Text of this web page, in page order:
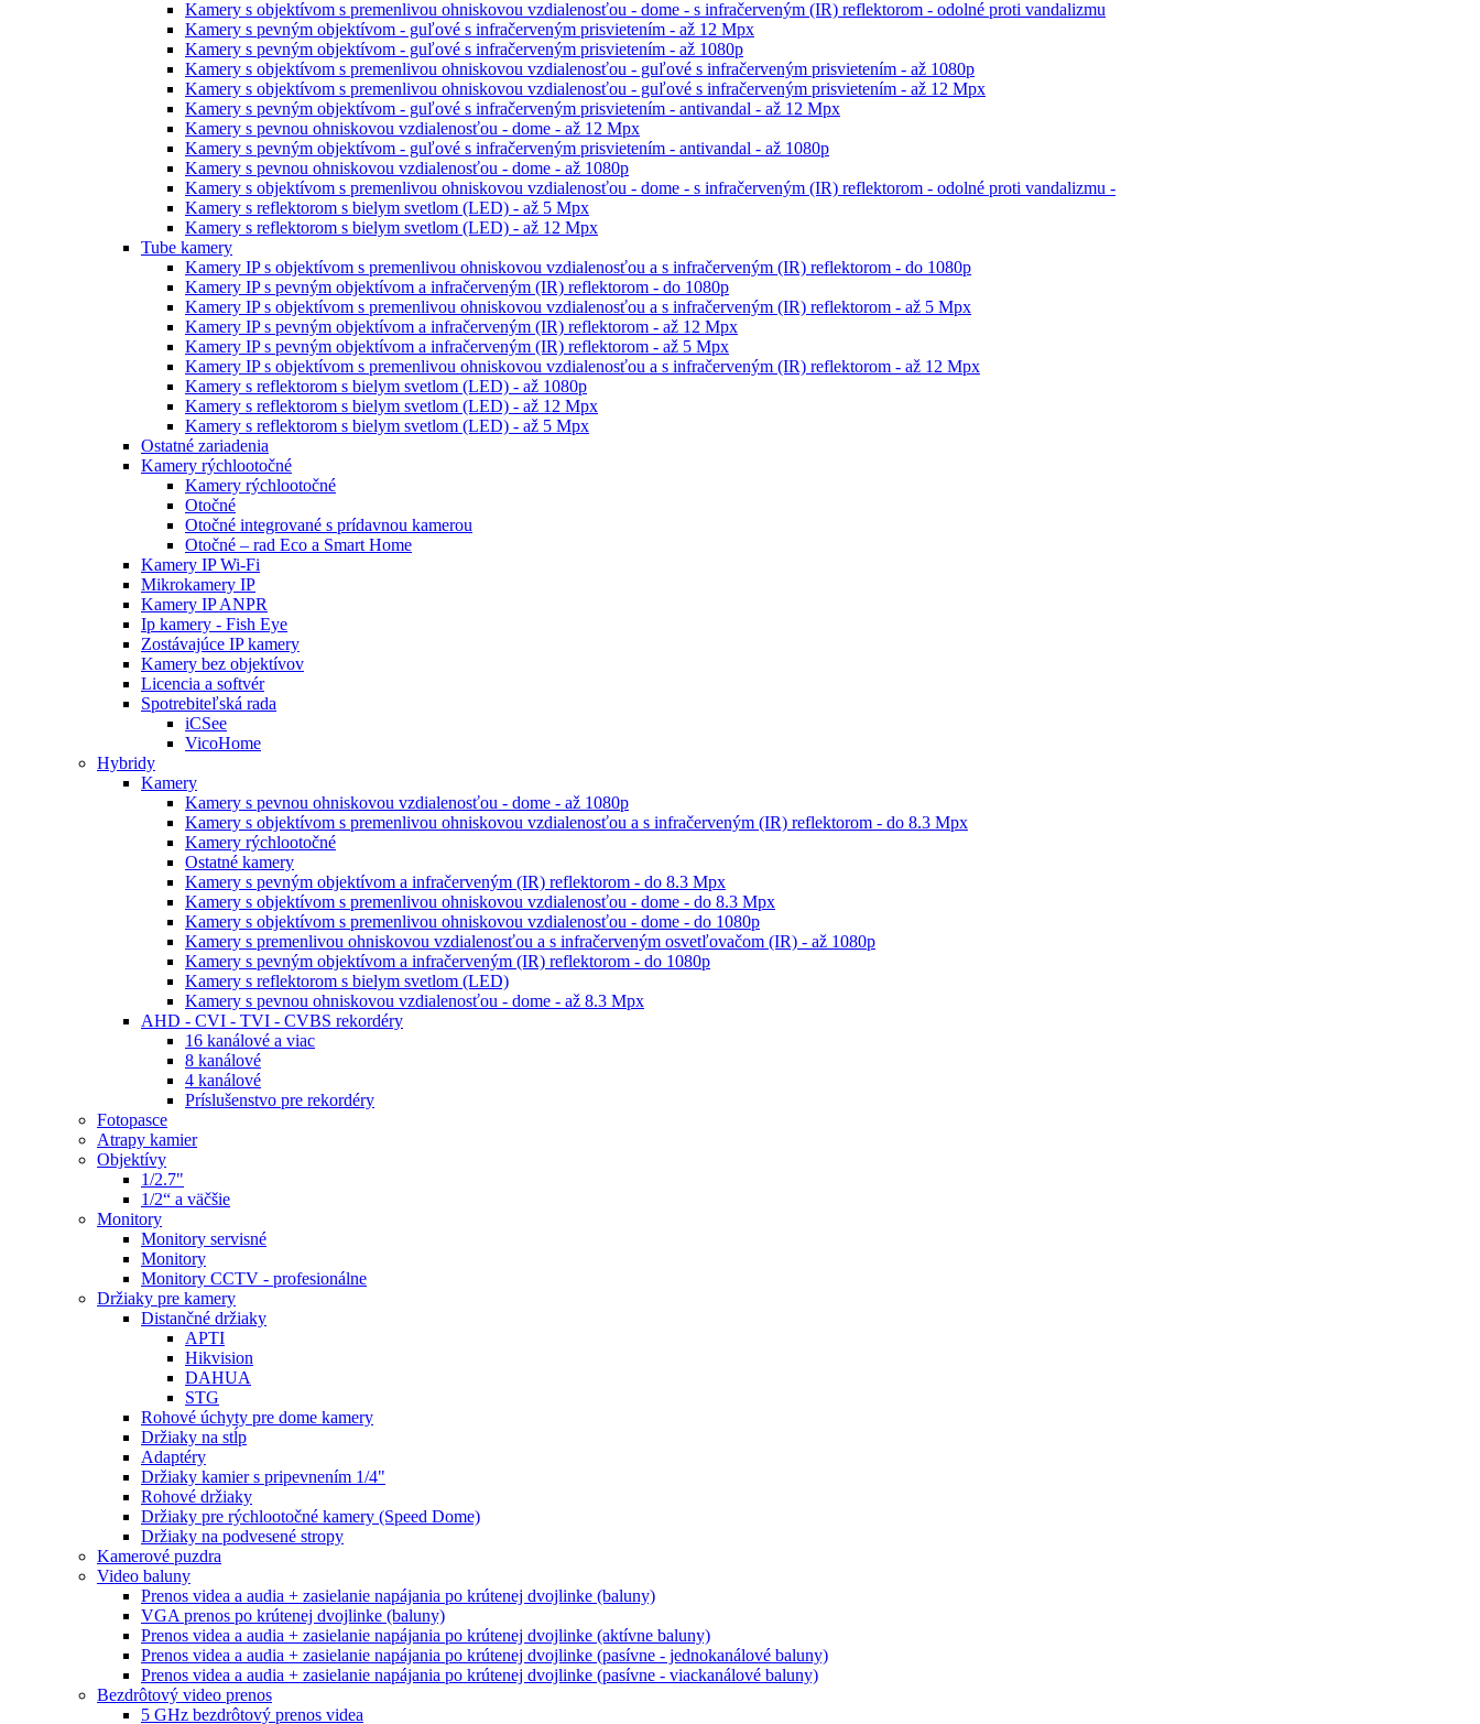
Kamery s objektívom s premenlivou ohniskovou vzdialenosťou - dome - s infračerveným (IR) reflektorom - odolné proti vandalizmu
Kamery s pevným objektívom - guľové s infračerveným prisvietením - až 12 Mpx
Kamery s pevným objektívom - guľové s infračerveným prisvietením - až 1080p
Kamery s objektívom s premenlivou ohniskovou vzdialenosťou - guľové s infračerveným prisvietením - až 1080p
Kamery s objektívom s premenlivou ohniskovou vzdialenosťou - guľové s infračerveným prisvietením - až 12 Mpx
Kamery s pevným objektívom - guľové s infračerveným prisvietením - antivandal - až 12 Mpx
Kamery s pevnou ohniskovou vzdialenosťou - dome - až 12 Mpx
Kamery s pevným objektívom - guľové s infračerveným prisvietením - antivandal - až 1080p
Kamery s pevnou ohniskovou vzdialenosťou - dome - až 1080p
Kamery s objektívom s premenlivou ohniskovou vzdialenosťou - dome - s infračerveným (IR) reflektorom - odolné proti vandalizmu -
Kamery s reflektorom s bielym svetlom (LED) - až 5 Mpx
Kamery s reflektorom s bielym svetlom (LED) - až 12 Mpx
Tube kamery
Kamery IP s objektívom s premenlivou ohniskovou vzdialenosťou a s infračerveným (IR) reflektorom - do 1080p
Kamery IP s pevným objektívom a infračerveným (IR) reflektorom - do 1080p
Kamery IP s objektívom s premenlivou ohniskovou vzdialenosťou a s infračerveným (IR) reflektorom - až 5 Mpx
Kamery IP s pevným objektívom a infračerveným (IR) reflektorom - až 12 Mpx
Kamery IP s pevným objektívom a infračerveným (IR) reflektorom - až 5 Mpx
Kamery IP s objektívom s premenlivou ohniskovou vzdialenosťou a s infračerveným (IR) reflektorom - až 12 Mpx
Kamery s reflektorom s bielym svetlom (LED) - až 1080p
Kamery s reflektorom s bielym svetlom (LED) - až 12 Mpx
Kamery s reflektorom s bielym svetlom (LED) - až 5 Mpx
Ostatné zariadenia
Kamery rýchlootočné
Kamery rýchlootočné
Otočné
Otočné integrované s prídavnou kamerou
Otočné – rad Eco a Smart Home
Kamery IP Wi-Fi
Mikrokamery IP
Kamery IP ANPR
Ip kamery - Fish Eye
Zostávajúce IP kamery
Kamery bez objektívov
Licencia a softvér
Spotrebiteľská rada
iCSee
VicoHome
Hybridy
Kamery
Kamery s pevnou ohniskovou vzdialenosťou - dome - až 1080p
Kamery s objektívom s premenlivou ohniskovou vzdialenosťou a s infračerveným (IR) reflektorom - do 8.3 Mpx
Kamery rýchlootočné
Ostatné kamery
Kamery s pevným objektívom a infračerveným (IR) reflektorom - do 8.3 Mpx
Kamery s objektívom s premenlivou ohniskovou vzdialenosťou - dome - do 8.3 Mpx
Kamery s objektívom s premenlivou ohniskovou vzdialenosťou - dome - do 1080p
Kamery s premenlivou ohniskovou vzdialenosťou a s infračerveným osvetľovačom (IR) - až 1080p
Kamery s pevným objektívom a infračerveným (IR) reflektorom - do 1080p
Kamery s reflektorom s bielym svetlom (LED)
Kamery s pevnou ohniskovou vzdialenosťou - dome - až 8.3 Mpx
AHD - CVI - TVI - CVBS rekordéry
16 kanálové a viac
8 kanálové
4 kanálové
Príslušenstvo pre rekordéry
Fotopasce
Atrapy kamier
Objektívy
1/2.7"
1/2“ a väčšie
Monitory
Monitory servisné
Monitory
Monitory CCTV - profesionálne
Držiaky pre kamery
Distančné držiaky
APTI
Hikvision
DAHUA
STG
Rohové úchyty pre dome kamery
Držiaky na stĺp
Adaptéry
Držiaky kamier s pripevnením 1/4"
Rohové držiaky
Držiaky pre rýchlootočné kamery (Speed Dome)
Držiaky na podvesené stropy
Kamerové puzdra
Video baluny
Prenos videa a audia + zasielanie napájania po krútenej dvojlinke (baluny)
VGA prenos po krútenej dvojlinke (baluny)
Prenos videa a audia + zasielanie napájania po krútenej dvojlinke (aktívne baluny)
Prenos videa a audia + zasielanie napájania po krútenej dvojlinke (pasívne - jednokanálové baluny)
Prenos videa a audia + zasielanie napájania po krútenej dvojlinke (pasívne - viackanálové baluny)
Bezdrôtový video prenos
5 GHz bezdrôtový prenos videa